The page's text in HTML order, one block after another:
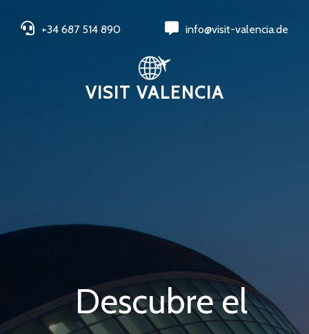
+34 687 514 890 info@visit-valencia.de
VISIT VALENCIA
Descubre el